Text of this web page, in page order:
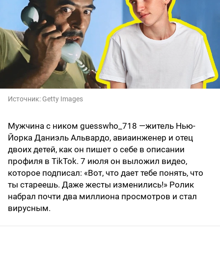
Источник: Getty Images
Мужчина с ником guesswho_718 —житель Нью-
Йорка Даниэль Альвардо, авиаинженер и отец
двоих детей, как он пишет о себе в описании
профиля в TikTok. 7 июля он выложил видео,
которое подписал: «Вот, что дает тебе понять, что
ты стареешь. Даже жесты изменились!» Ролик
набрал почти два миллиона просмотров и стал
вирусным.